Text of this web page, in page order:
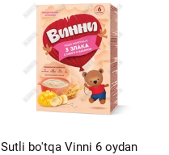
Sutli bo'tqa Vinni 6 oydan